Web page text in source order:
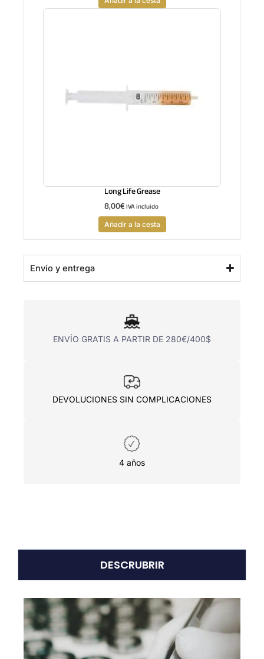
Long Life Grease
8,00€IVA incluido
Añadir a la cesta
Envío y entrega
ENVÍO GRATIS A PARTIR DE 280€/400$
DEVOLUCIONES SIN COMPLICACIONES
4 años
DESCRUBRIR